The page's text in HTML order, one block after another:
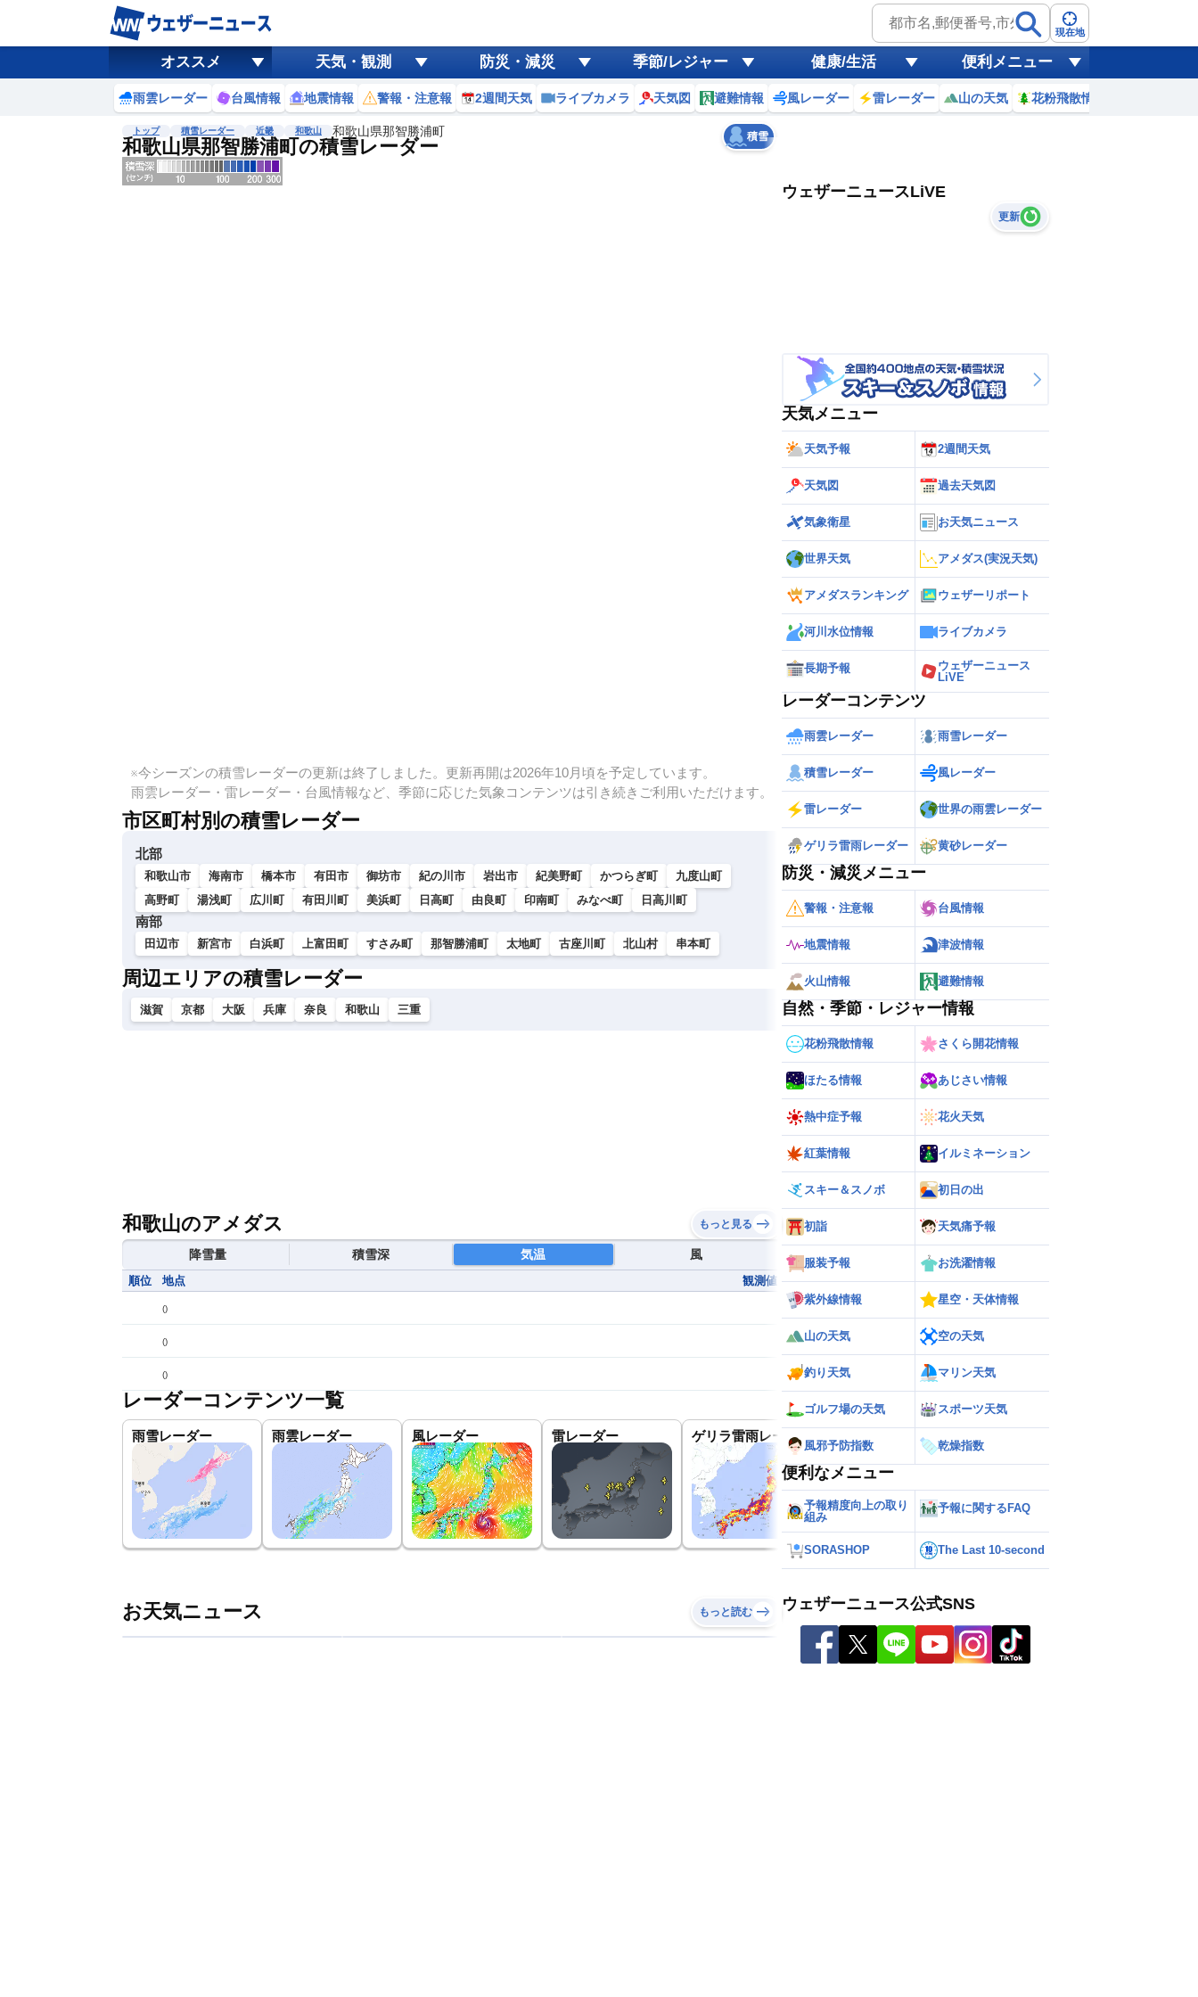
現在地
オススメ 天気・観測 防災・減災 季節/レジャー 健康/生活 便利メニュー
雨雲レーダー 台風情報 地震情報 警報・注意報 2週間天気 ライブカメラ 天気図 避難情報 風レーダー 雷レーダー 山の天気 花粉飛散情報
トップ 積雪レーダー 近畿 和歌山 和歌山県那智勝浦町
和歌山県那智勝浦町の積雪レーダー 積雪
黄砂
天気 台風
※今シーズンの積雪レーダーの更新は終了しました。更新再開は2026年10月頃を予定しています。
雨雲レーダー・雷レーダー・台風情報など、季節に応じた気象コンテンツは引き続きご利用いただけます。
市区町村別の積雪レーダー
北部
和歌山市 海南市 橋本市 有田市 御坊市 紀の川市 岩出市 紀美野町 かつらぎ町
九度山町
高野町
湯浅町 広川町 有田川町 美浜町 日高町 由良町 印南町 みなべ町 日高川町
南部
田辺市 新宮市 白浜町 上富田町 すさみ町 那智勝浦町 太地町 古座川町 北山村 串本町
周辺エリアの積雪レーダー
滋賀 京都 大阪 兵庫 奈良 和歌山 三重
和歌山のアメダス もっと見る
降雪量 積雪深 気温 風
順位 地点 観測値
()
()
()
レーダーコンテンツ一覧
雨雪レーダー 雨雲レーダー 風レーダー 雷レーダー ゲリラ雷雨レーダー 世界の雨雲レーダー
お天気ニュース もっと読む
ウェザーニュースLiVE
更新
天気メニュー
天気予報 2週間天気
天気図 過去天気図
気象衛星 お天気ニュース
世界天気 アメダス(実況天気)
アメダスランキング ウェザーリポート
河川水位情報 ライブカメラ
長期予報
ウェザーニュース
LiVE
レーダーコンテンツ
雨雲レーダー 雨雪レーダー
積雪レーダー 風レーダー
雷レーダー 世界の雨雲レーダー
ゲリラ雷雨レーダー 黄砂レーダー
防災・減災メニュー
警報・注意報 台風情報
地震情報 津波情報
火山情報 避難情報
自然・季節・レジャー情報
花粉飛散情報 さくら開花情報
ほたる情報 あじさい情報
熱中症予報 花火天気
紅葉情報 イルミネーション
スキー＆スノボ 初日の出
初詣 天気痛予報
服装予報 お洗濯情報
紫外線情報 星空・天体情報
山の天気 空の天気
釣り天気 マリン天気
ゴルフ場の天気 スポーツ天気
風邪予防指数 乾燥指数
便利なメニュー
予報精度向上の取り
組み
予報に関するFAQ
SORASHOP The Last 10-second
ウェザーニュース公式SNS